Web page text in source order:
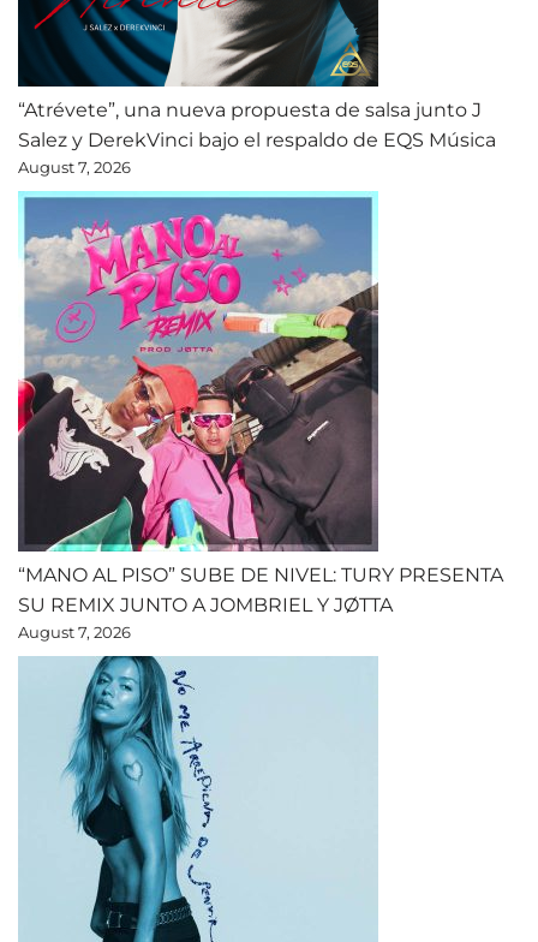
“Atrévete”, una nueva propuesta de salsa junto J
Salez y DerekVinci bajo el respaldo de EQS Música
August 7, 2026
“MANO AL PISO” SUBE DE NIVEL: TURY PRESENTA
SU REMIX JUNTO A JOMBRIEL Y JØTTA
August 7, 2026